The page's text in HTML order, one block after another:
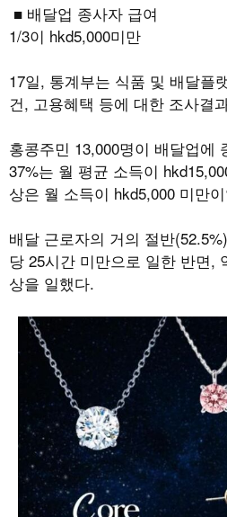
■ 배달업 종사자 급여
1/3이 hkd5,000미만
17일, 통계부는 식품 및 배달플
건, 고용혜택 등에 대한 조사결
홍콩주민 13,000명이 배달업에
37%는 월 평균 소득이
상은 월 소득이 hkd5,000 미만
배달 근로자의 거의 절반(52.5%)
당 25시간 미만으로 일한 반면,
상을 일했다.